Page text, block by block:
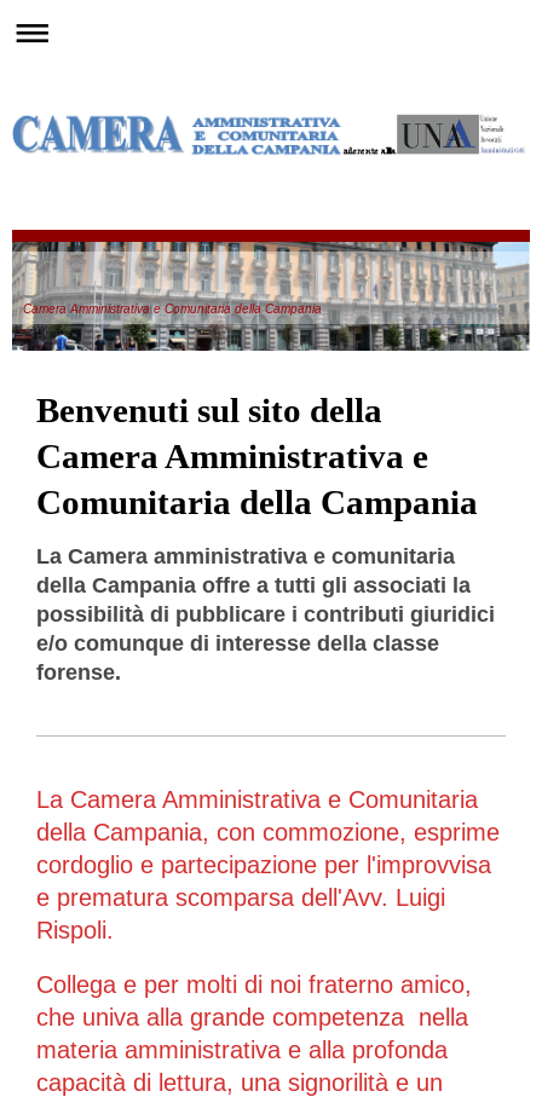
Camera Amministrativa e Comunitaria della Campania
Benvenuti sul sito della
Camera Amministrativa e
Comunitaria della Campania
La Camera amministrativa e comunitaria
della Campania offre a tutti gli associati la
possibilità di pubblicare i contributi giuridici
e/o comunque di interesse della classe
forense.
La Camera Amministrativa e Comunitaria
della Campania, con commozione, esprime
cordoglio e partecipazione per l'improvvisa
e prematura scomparsa dell'Avv. Luigi
Rispoli.
Collega e per molti di noi fraterno amico,
che univa alla grande competenza nella
materia amministrativa e alla profonda
capacità di lettura, una signorilità e un